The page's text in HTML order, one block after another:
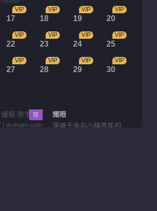
17
VIP
18
VIP
19
VIP
20
VIP
22
VIP
23
VIP
24
VIP
25
VIP
27
VIP
28
VIP
29
VIP
30
VIP
荐
耀眼
落难千金与小镇青年的